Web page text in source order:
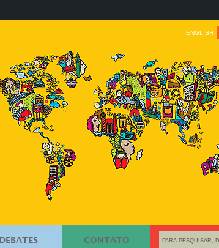
ENGLISH
DEBATES CONTATO